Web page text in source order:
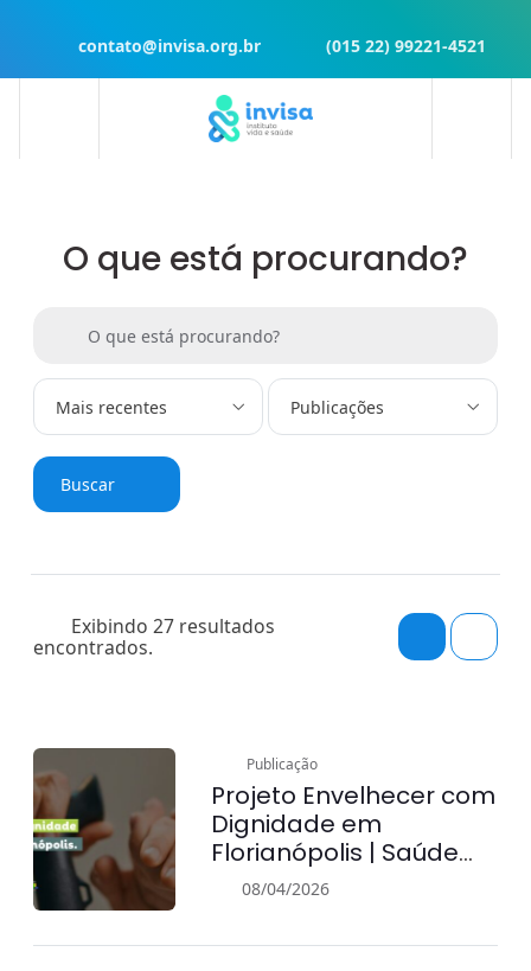
contato@invisa.org.br (015 22) 99221-4521
O que está procurando?
O que está procurando?
Mais recentes Publicações
Buscar
Exibindo 27 resultados
encontrados.
Publicação
Projeto Envelhecer com
Dignidade em
Florianópolis | Saúde
Pública
08/04/2026